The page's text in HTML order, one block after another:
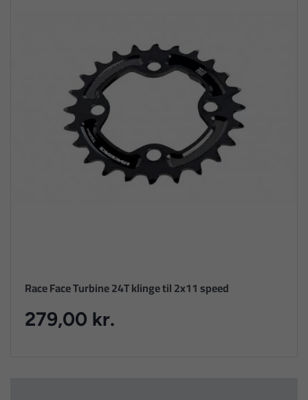
Race Face Turbine 24T klinge til 2x11 speed
279,00 kr.